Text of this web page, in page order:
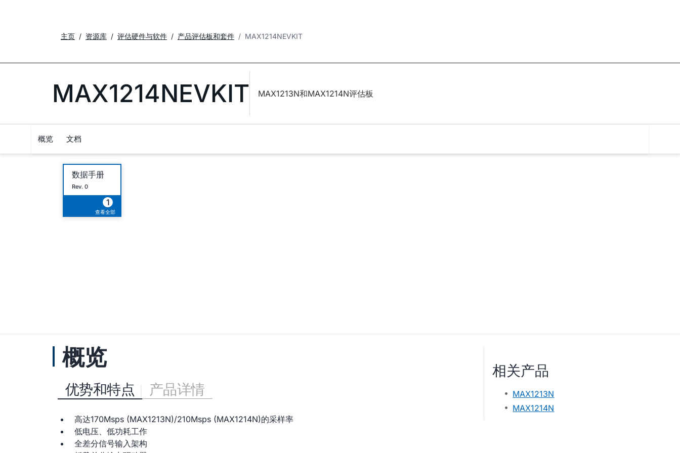
主页 资源库 评估硬件与软件 产品评估板和套件 MAX1214NEVKIT
MAX1214NEVKIT MAX1213N和MAX1214N评估板
概览 文档
数据手册
Rev. 0
1
查看全部
概览
优势和特点 产品详情
高达170Msps (MAX1213N)/210Msps (MAX1214N)的采样率
低电压、低功耗工作
全差分信号输入架构
相关产品
MAX1213N
MAX1214N